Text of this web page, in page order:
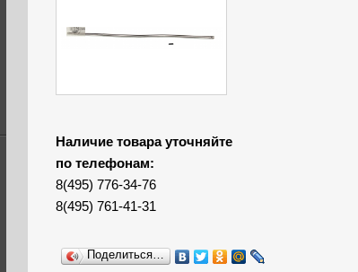
Наличие товара уточняйте
по телефонам:
8(495) 776-34-76
8(495) 761-41-31
Поделиться…